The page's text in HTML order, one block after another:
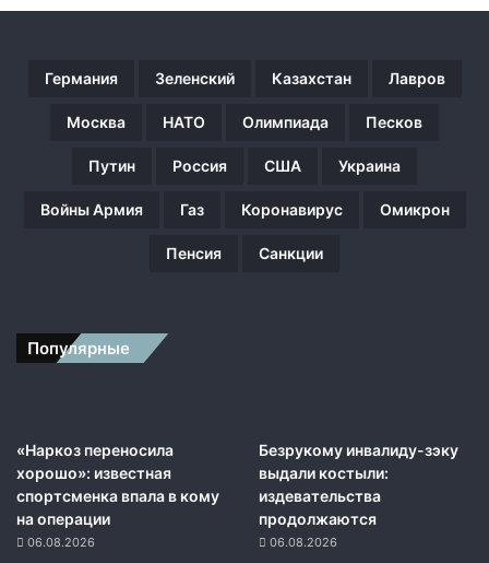
б
р
Германия Зеленский Казахстан Лавров
Москва НАТО Олимпиада Песков
Путин Россия США Украина
Войны Армия Газ Коронавирус Омикрон
Пенсия Санкции
Популярные
«Наркоз переносила
хорошо»: известная
спортсменка впала в кому
на операции
06.08.2026
Безрукому инвалиду-зэку
выдали костыли:
издевательства
продолжаются
06.08.2026